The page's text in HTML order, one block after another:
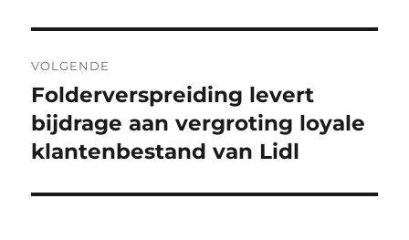
VOLGENDE
Volgend
bericht:
Folderverspreiding levert
bijdrage aan vergroting loyale
klantenbestand van Lidl